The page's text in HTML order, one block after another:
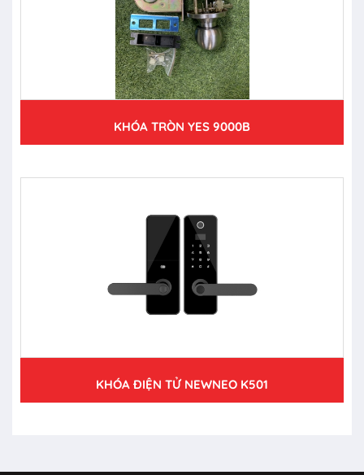
KHÓA TRÒN YES 9000B
KHÓA ĐIỆN TỬ NEWNEO K501